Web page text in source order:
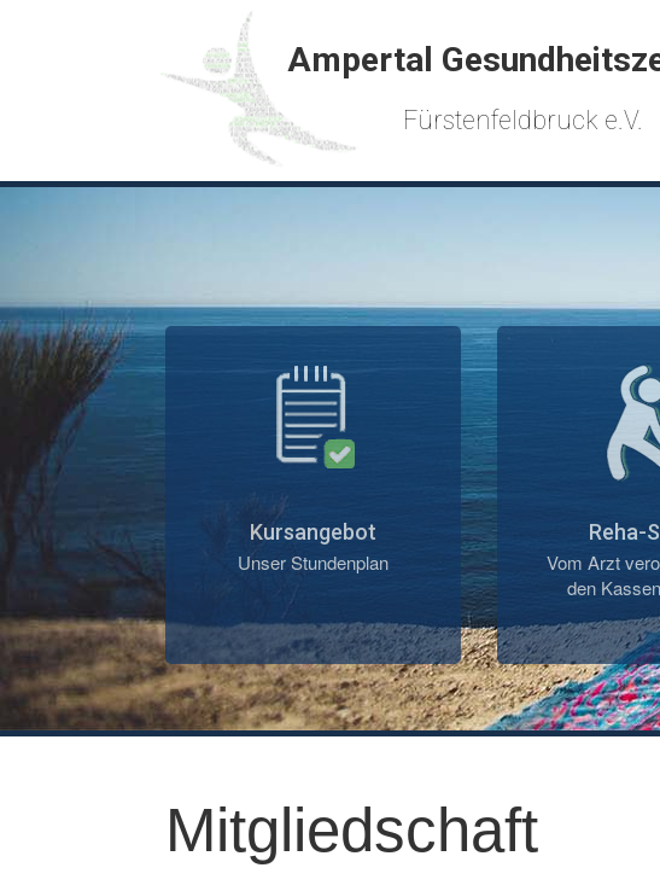
Ampertal
Fürstenfeldbruck e.V.
Kursangebot
Unser Stundenplan
Reha-
Vom Arzt
den
Mitgliedschaft